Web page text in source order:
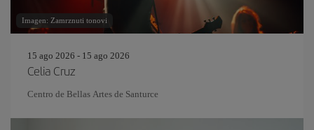
Imagen: Zamrznuti tonovi
15 ago 2026 - 15 ago 2026
Celia Cruz
Centro de Bellas Artes de Santurce